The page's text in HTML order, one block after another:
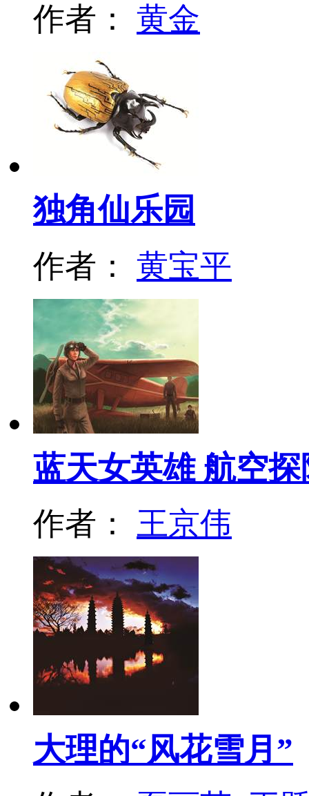
作者： 黄金
独角仙乐园
作者： 黄宝平
蓝天女英雄 航空
作者： 王京伟
大理的“风花雪月”